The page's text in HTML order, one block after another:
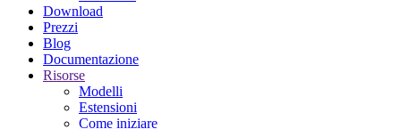
Download
Prezzi
Blog
Documentazione
Risorse
Modelli
Estensioni
Come iniziare